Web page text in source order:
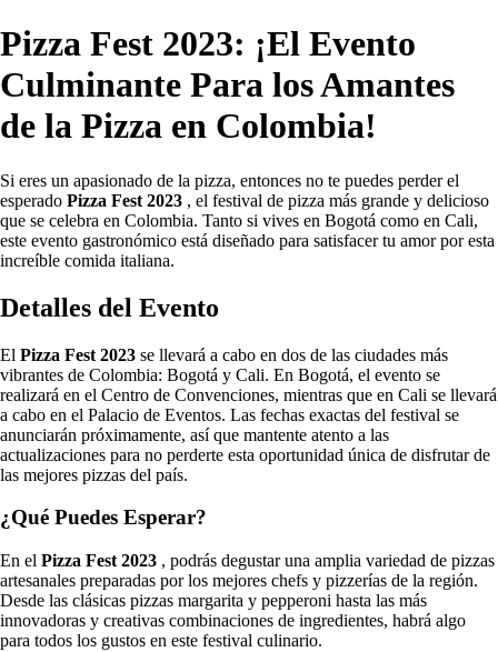
Pizza Fest 2023: ¡El Evento
Culminante Para los Amantes
de la Pizza en Colombia!
Si eres un apasionado de la pizza, entonces no te puedes perder el
esperado Pizza Fest 2023 , el festival de pizza más grande y delicioso
que se celebra en Colombia. Tanto si vives en Bogotá como en Cali,
este evento gastronómico está diseñado para satisfacer tu amor por esta
increíble comida italiana.
Detalles del Evento
El Pizza Fest 2023 se llevará a cabo en dos de las ciudades más
vibrantes de Colombia: Bogotá y Cali. En Bogotá, el evento se
realizará en el Centro de Convenciones, mientras que en Cali se llevará
a cabo en el Palacio de Eventos. Las fechas exactas del festival se
anunciarán próximamente, así que mantente atento a las
actualizaciones para no perderte esta oportunidad única de disfrutar de
las mejores pizzas del país.
¿Qué Puedes Esperar?
En el Pizza Fest 2023 , podrás degustar una amplia variedad de pizzas
artesanales preparadas por los mejores chefs y pizzerías de la región.
Desde las clásicas pizzas margarita y pepperoni hasta las más
innovadoras y creativas combinaciones de ingredientes, habrá algo
para todos los gustos en este festival culinario.